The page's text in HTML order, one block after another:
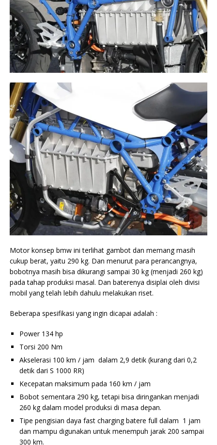
Motor konsep bmw ini terlihat gambot dan memang masih
cukup berat, yaitu 290 kg. Dan menurut para perancangnya,
bobotnya masih bisa dikurangi sampai 30 kg (menjadi 260 kg)
pada tahap produksi masal. Dan baterenya disiplai oleh divisi
mobil yang telah lebih dahulu melakukan riset.
Beberapa spesifikasi yang ingin dicapai adalah :
Power 134 hp
Torsi 200 Nm
Akselerasi 100 km / jam dalam 2,9 detik (kurang dari 0,2
detik dari S 1000 RR)
Kecepatan maksimum pada 160 km / jam
Bobot sementara 290 kg, tetapi bisa diringankan menjadi
260 kg dalam model produksi di masa depan.
Tipe pengisian daya fast charging batere full dalam 1 jam
dan mampu digunakan untuk menempuh jarak 200 sampai
300 km.